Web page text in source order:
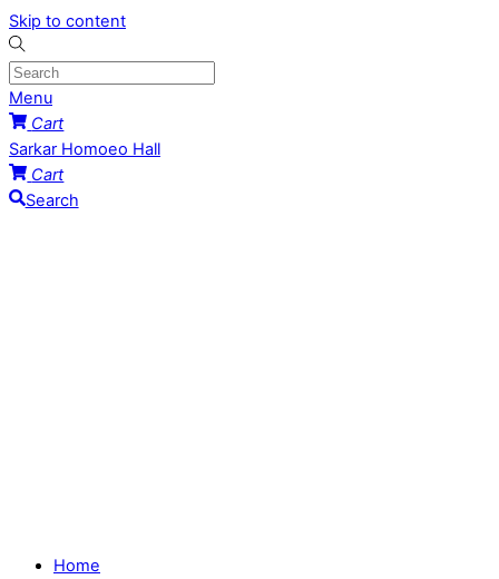
Skip to content
Menu
Cart
Sarkar Homoeo Hall
Cart
Search
Home